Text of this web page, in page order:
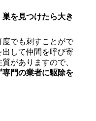
を見つけたら大き
でも刺すことがで
して仲間を呼び寄
がありますので、
専門の業者に駆除を